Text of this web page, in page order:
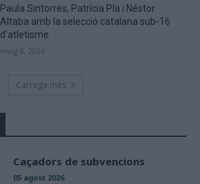
Paula Sintorres, Patrícia Pla i Néstor
Altaba amb la selecció catalana sub-16
d’atletisme
maig 8, 2026
Carrega més
Caçadors de subvencions
05 agost 2026